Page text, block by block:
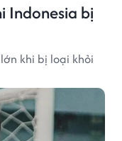
Indonesia bị
khi bị loại khỏi